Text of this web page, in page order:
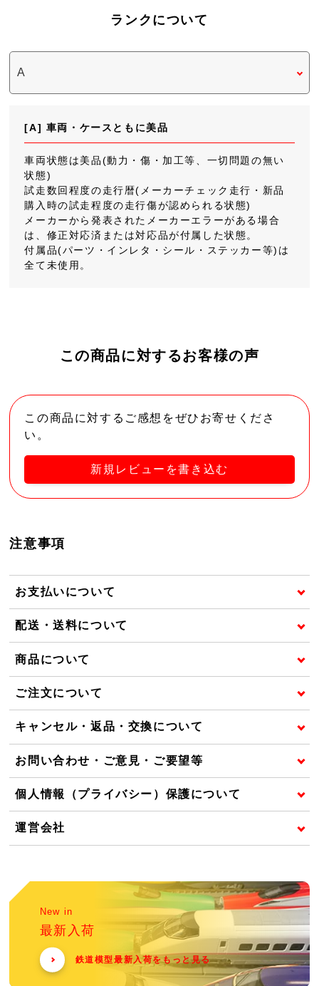
ランクについて
[A] 車両・ケースともに美品
車両状態は美品(動力・傷・加工等、一切問題の無い
状態)
試走数回程度の走行暦(メーカーチェック走行・新品
購入時の試走程度の走行傷が認められる状態)
メーカーから発表されたメーカーエラーがある場合
は、修正対応済または対応品が付属した状態。
付属品(パーツ・インレタ・シール・ステッカー等)は
全て未使用。
この商品に対するお客様の声
この商品に対するご感想をぜひお寄せくださ
い。
新規レビューを書き込む
注意事項
お支払いについて
配送・送料について
商品について
ご注文について
キャンセル・返品・交換について
お問い合わせ・ご意見・ご要望等
個人情報（プライバシー）保護について
運営会社
New in
最新入荷
鉄道模型最新入荷をもっと見る